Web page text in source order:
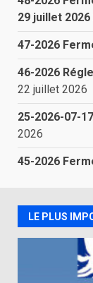
29 juillet 2026
47-2026
46-2026
22 juillet 2026
25-2026-07-
2026
45-2026
LE PLUS